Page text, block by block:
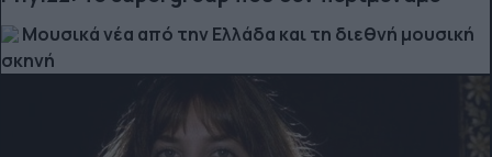
Μουσικά νέα από την Ελλάδα και τη διεθνή μουσική
σκηνή